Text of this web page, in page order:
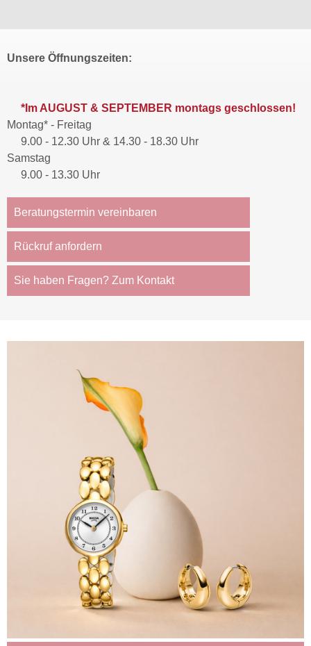
Unsere Öffnungszeiten:
*Im AUGUST & SEPTEMBER montags geschlossen!
Montag* - Freitag
9.00 - 12.30 Uhr & 14.30 - 18.30 Uhr
Samstag
9.00 - 13.30 Uhr
Beratungstermin vereinbaren
Rückruf anfordern
Sie haben Fragen? Zum Kontakt